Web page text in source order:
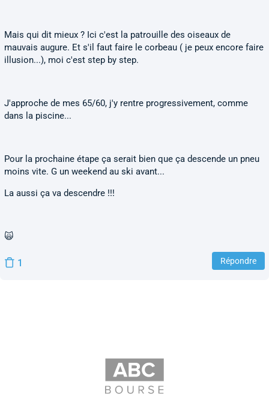
Mais qui dit mieux ? Ici c'est la patrouille des oiseaux de
mauvais augure. Et s'il faut faire le corbeau ( je peux encore faire
illusion...), moi c'est step by step.
J'approche de mes 65/60, j'y rentre progressivement, comme
dans la piscine...
Pour la prochaine étape ça serait bien que ça descende un pneu
moins vite. G un weekend au ski avant...
La aussi ça va descendre !!!
🙀
1 Répondre